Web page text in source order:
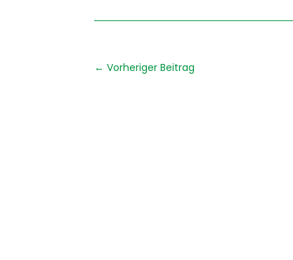
←Vorheriger Beitrag